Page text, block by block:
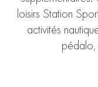
loisirs Station
activités